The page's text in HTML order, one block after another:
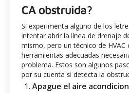
CA obstruida?
Si experimenta alguno de los
intentar abrir la línea de drenaje
mismo, pero un técnico de HVAC
herramientas adecuadas
problema. Estos son algunos
por su cuenta si detecta la
Apague el aire